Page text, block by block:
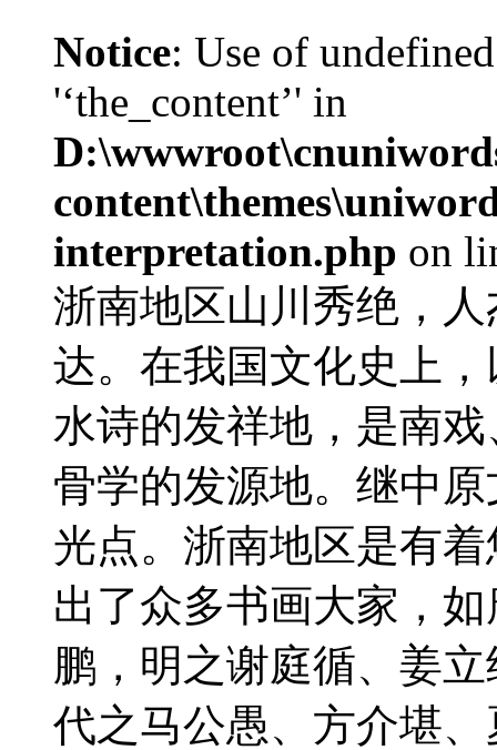
Notice: Use of
'‘the_content’' in
interpretation.php on
浙南地区山川秀绝，
达。在我国文化史上
水诗的发祥地，是南
骨学的发源地。继中
光点。浙南地区是有
出了众多书画大家，
鹏，明之谢庭循、姜
代之马公愚、方介堪